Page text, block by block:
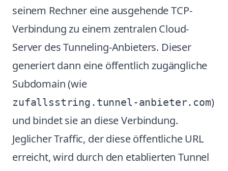
seinem Rechner eine ausgehende TCP-
Verbindung zu einem zentralen Cloud-
Server des Tunneling-Anbieters. Dieser
generiert dann eine öffentlich zugängliche
Subdomain (wie
zufallsstring.tunnel-anbieter.com)
und bindet sie an diese Verbindung.
Jeglicher Traffic, der diese öffentliche URL
erreicht, wird durch den etablierten Tunnel